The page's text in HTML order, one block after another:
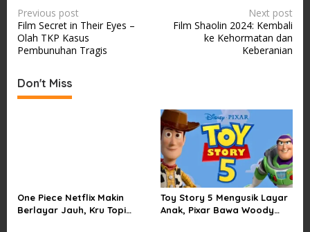
P
o
s
n
t
Previous post
Film Secret in Their Eyes –
Olah TKP Kasus
Pembunuhan Tragis
Next post
Film Shaolin 2024: Kembali
ke Kehormatan dan
Keberanian
Don't Miss
One Piece Netflix Makin
Berlayar Jauh, Kru Topi
Toy Story 5 Mengusik Layar
Anak, Pixar Bawa Woody